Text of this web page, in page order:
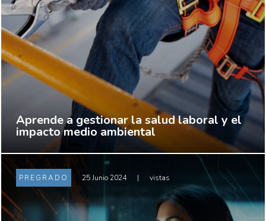
Aprende a gestionar la salud laboral y el
impacto medio ambiental
PREGRADO 25 Junio 2024 | vistas